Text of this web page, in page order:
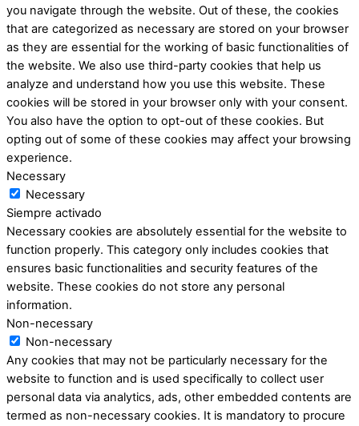
you navigate through the website. Out of these, the cookies
that are categorized as necessary are stored on your browser
as they are essential for the working of basic functionalities of
the website. We also use third-party cookies that help us
analyze and understand how you use this website. These
cookies will be stored in your browser only with your consent.
You also have the option to opt-out of these cookies. But
opting out of some of these cookies may affect your browsing
experience.
Necessary
Necessary
Siempre activado
Necessary cookies are absolutely essential for the website to
function properly. This category only includes cookies that
ensures basic functionalities and security features of the
website. These cookies do not store any personal
information.
Non-necessary
Non-necessary
Any cookies that may not be particularly necessary for the
website to function and is used specifically to collect user
personal data via analytics, ads, other embedded contents are
termed as non-necessary cookies. It is mandatory to procure